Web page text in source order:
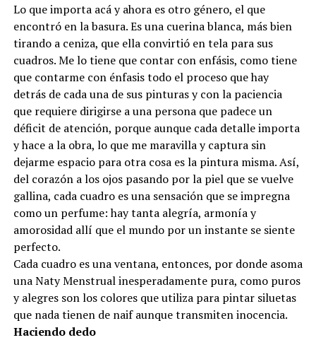
Lo que importa acá y ahora es otro género, el que
encontró en la basura. Es una cuerina blanca, más bien
tirando a ceniza, que ella convirtió en tela para sus
cuadros. Me lo tiene que contar con enfásis, como tiene
que contarme con énfasis todo el proceso que hay
detrás de cada una de sus pinturas y con la paciencia
que requiere dirigirse a una persona que padece un
déficit de atención, porque aunque cada detalle importa
y hace a la obra, lo que me maravilla y captura sin
dejarme espacio para otra cosa es la pintura misma. Así,
del corazón a los ojos pasando por la piel que se vuelve
gallina, cada cuadro es una sensación que se impregna
como un perfume: hay tanta alegría, armonía y
amorosidad allí que el mundo por un instante se siente
perfecto.
Cada cuadro es una ventana, entonces, por donde asoma
una Naty Menstrual inesperadamente pura, como puros
y alegres son los colores que utiliza para pintar siluetas
que nada tienen de naif aunque transmiten inocencia.
Haciendo dedo